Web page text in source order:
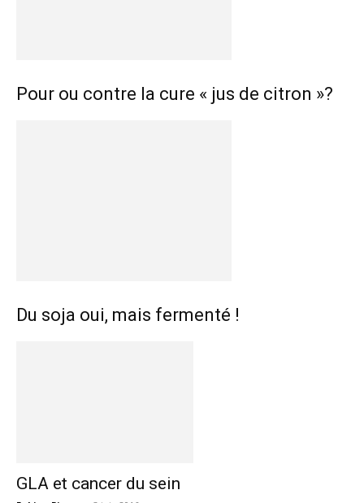
Pour ou contre la cure « jus de citron »?
Du soja oui, mais fermenté !
GLA et cancer du sein